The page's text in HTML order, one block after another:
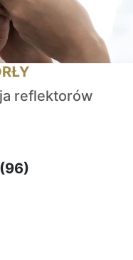
reflektorów
(96)